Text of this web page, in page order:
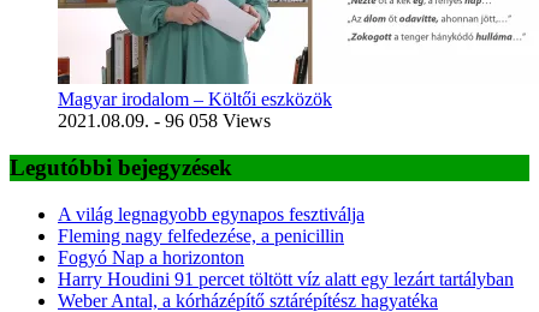
Magyar irodalom – Költői eszközök
2021.08.09. - 96 058 Views
Legutóbbi bejegyzések
A világ legnagyobb egynapos fesztiválja
Fleming nagy felfedezése, a penicillin
Fogyó Nap a horizonton
Harry Houdini 91 percet töltött víz alatt egy lezárt tartályban
Weber Antal, a kórházépítő sztárépítész hagyatéka